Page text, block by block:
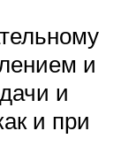
и
и
и при